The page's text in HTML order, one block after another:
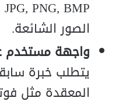
الصور الشائعة.
واجهة مستخدم
يتطلب خبرة
المعقدة مثل